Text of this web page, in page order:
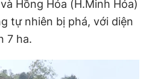
Hồng Hóa (H.Minh Hóa)
tự nhiên bị phá, với diện
7 ha.